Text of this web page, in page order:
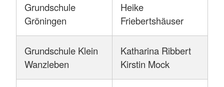
Grundschule
Gröningen
Heike
Friebertshäuser
Grundschule Klein
Wanzleben
Katharina Ribbert
Kirstin Mock